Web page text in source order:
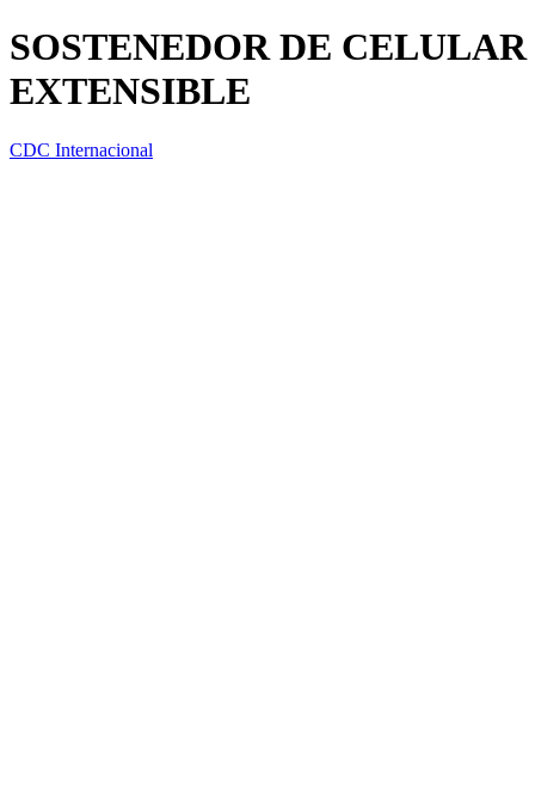
SOSTENEDOR DE
EXTENSIBLE
CDC Internacional